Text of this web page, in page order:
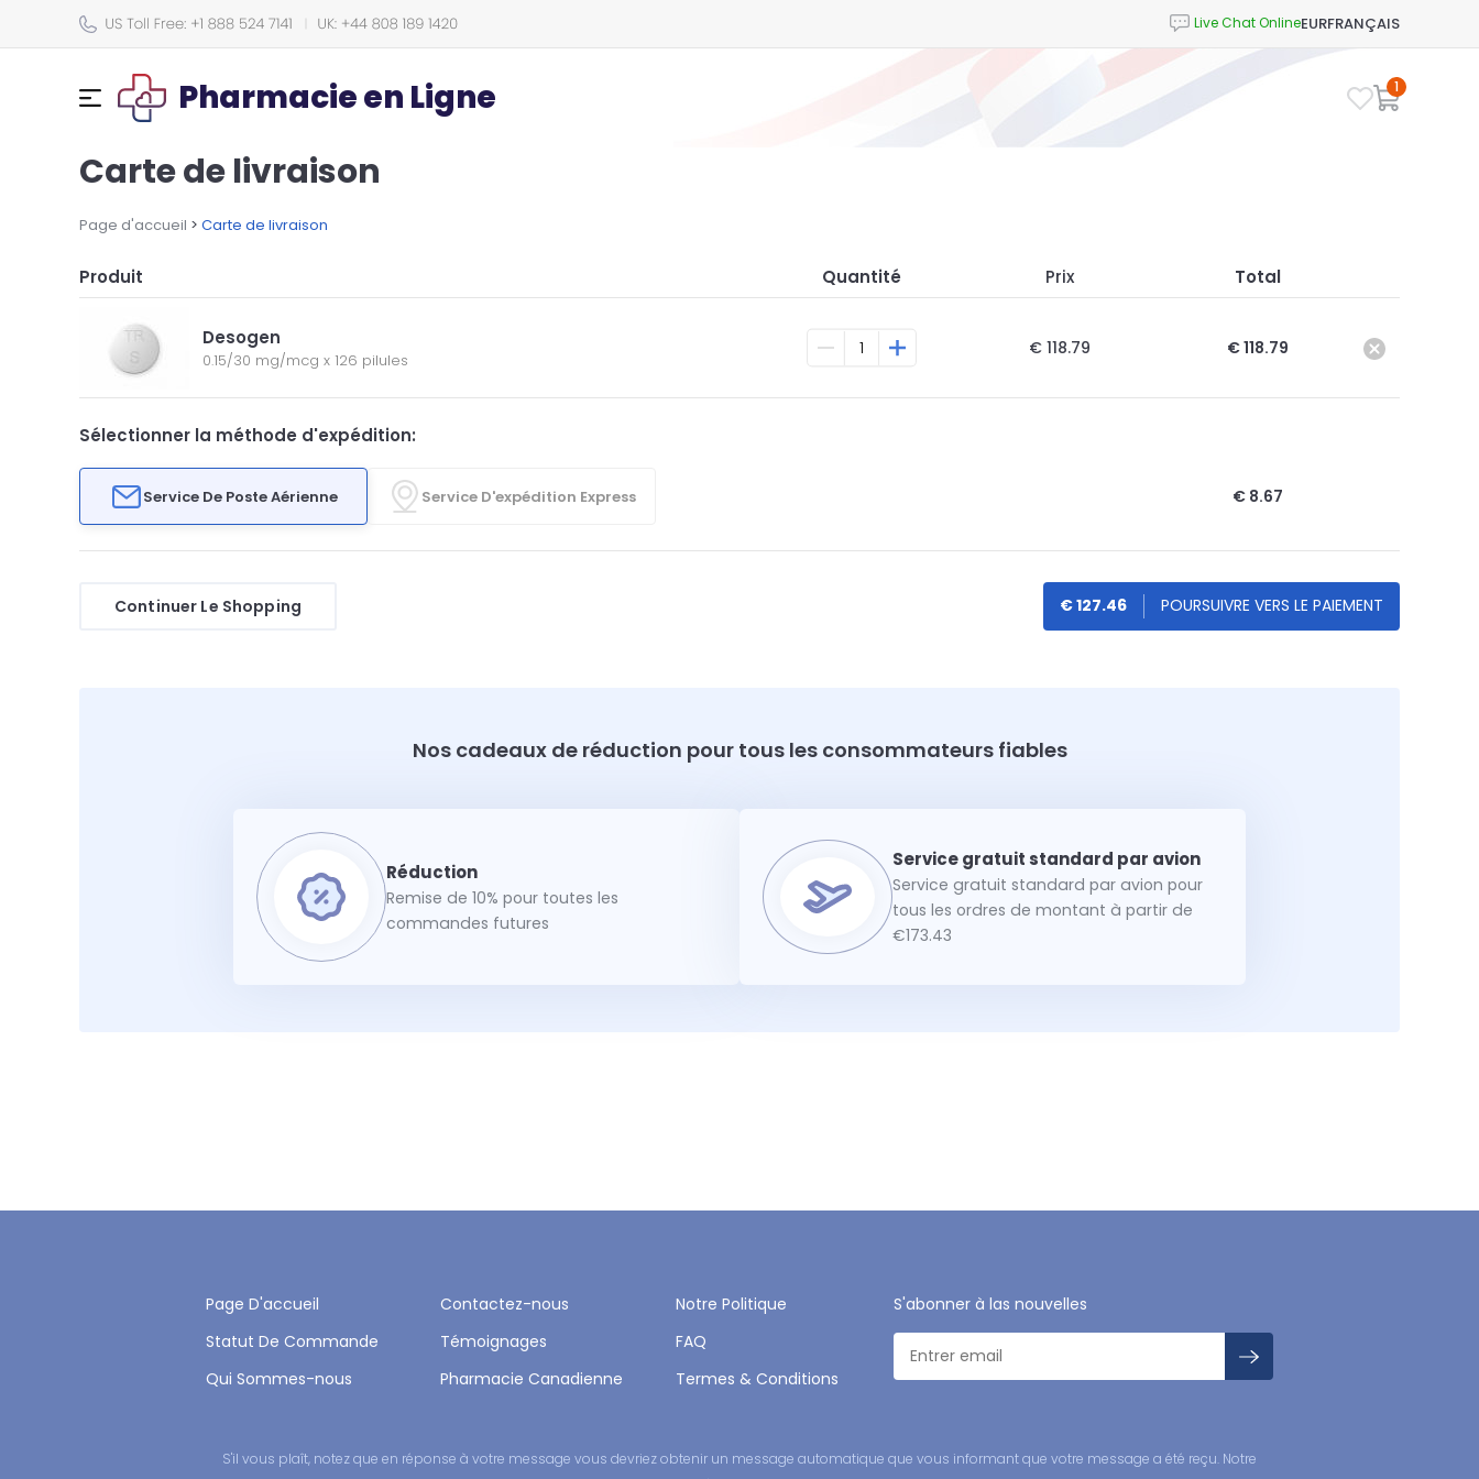
EURFRANÇAIS
Pharmacie en Ligne 1
Carte de livraison
Page d'accueil > Carte de livraison
Produit Quantité Prix Total
Desogen
0.15/30 mg/mcg x 126 pilules
€ 118.79 € 118.79
Sélectionner la méthode d'expédition:
Service De Poste Aérienne Service D'expédition Express € 8.67
Continuer Le Shopping € 127.46
Nos cadeaux de réduction pour tous les consommateurs fiables
Remise de 10% pour toutes les
commandes futures
Service gratuit standard par avion pour
tous les ordres de montant à partir de
€173.43
Page D'accueil Contactez-nous
Notre Politique
Statut De Commande
Témoignages
FAQ
Qui Sommes-nous
Pharmacie Canadienne Termes & Conditions
S'abonner à las nouvelles
S'il vous plaît, notez que en réponse à votre message vous devriez obtenir un message automatique que vous informant que votre message a été reçu. Notre